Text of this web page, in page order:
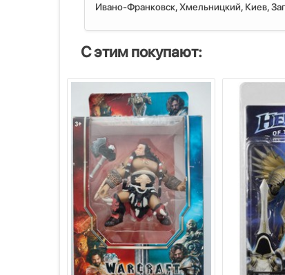
Ивано-Франковск, Хмельницкий, Киев,
С этим покупают: